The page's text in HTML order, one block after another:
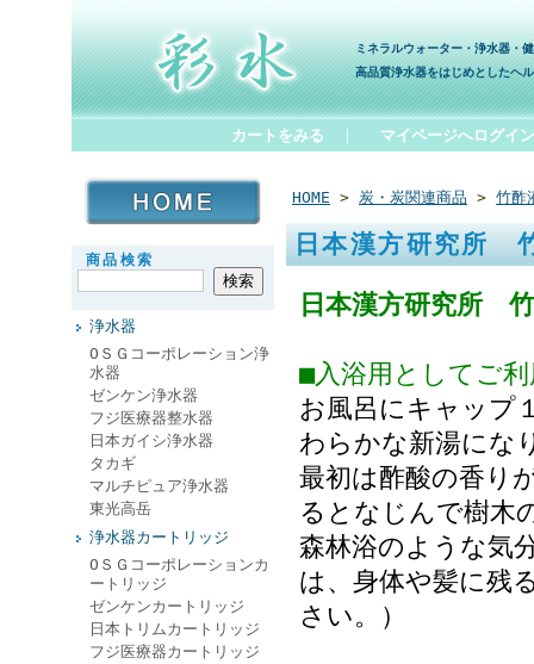
ミネラルウォーター・浄水器・
高品質浄水器をはじめとしたヘ
カートをみる マイページへログイン
商品検索
浄水器
ОＳＧコーポレーション浄
水器
ゼンケン浄水器
フジ医療器整水器
日本ガイシ浄水器
タカギ
マルチピュア浄水器
東光高岳
浄水器カートリッジ
ОＳＧコーポレーションカ
ートリッジ
ゼンケンカートリッジ
日本トリムカートリッジ
フジ医療器カートリッジ
HOME > 炭・炭関連商品 > 竹酢
日本漢方研究所
日本漢方研究所
■入浴用としてご
お風呂にキャップ
わらかな新湯にな
最初は酢酸の香り
るとなじんで樹木
森林浴のような気
は、身体や髪に残
さい。）